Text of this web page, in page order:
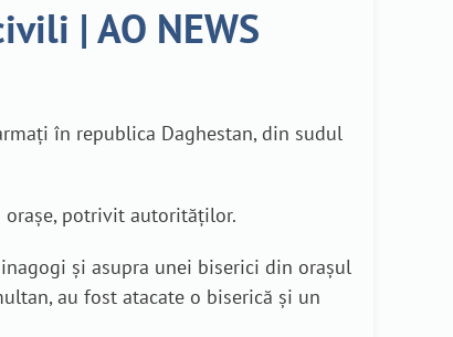
| AO NEWS
în republica Daghestan, din sudul
potrivit autorităților.
și asupra unei biserici din orașul
au fost atacate o biserică și un